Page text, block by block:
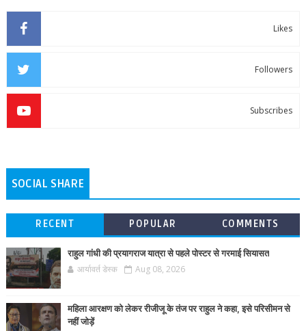
Likes
Followers
Subscribes
SOCIAL SHARE
RECENT POPULAR COMMENTS
राहुल गांधी की प्रयागराज यात्रा से पहले पोस्टर से गरमाई सियासत
आर्यावर्त डेस्क Aug 08, 2026
महिला आरक्षण को लेकर रीजीजू के तंज पर राहुल ने कहा, इसे परिसीमन से
नहीं जोड़ें